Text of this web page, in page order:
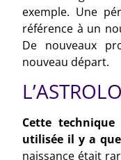
exemple. Une
référence à un
De nouveaux
nouveau départ.
Cette
utilisée il y a
naissance était